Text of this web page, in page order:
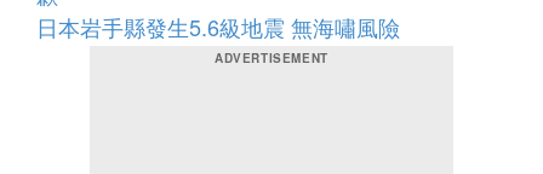
日本岩手縣發生5.6級地震 無海嘯風險